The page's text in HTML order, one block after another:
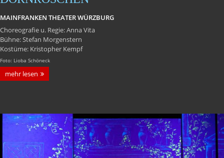
MAINFRANKEN THEATER WÜRZBURG
Choreografie u. Regie: Anna Vita
Bühne: Stefan Morgenstern
Kostüme: Kristopher Kempf
Foto: Lioba Schöneck
mehr lesen